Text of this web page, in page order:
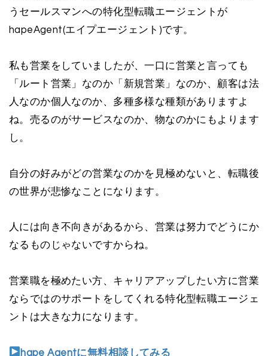
うセールスマンへの特化型転職エージェントが
hapeAgent(エイプエージェント)です。
私も営業をしていましたが、一口に営業と言っても
「ルート営業」なのか「新規営業」なのか、顧客は法
人なのか個人なのか、多種多様な種類がありますよ
ね。売るのがサービスなのか、物なのかにもよります
し。
自分の好みがどの営業なのかを見極めないと、転職後
の世界が悲惨なことになります。
人には向き不向きがあるから、営業は努力でどうにか
なるものじゃないですからね。
営業職を極めたい方、キャリアアップしたい方に営業
ならではのサポートをしてくれる特化型転職エージェ
ントは大きな力になります。
hape Agentに無料相談してみる